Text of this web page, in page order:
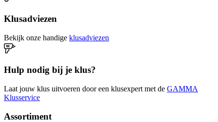
Klusadviezen
Bekijk onze handige klusadviezen
Hulp nodig bij je klus?
Laat jouw klus uitvoeren door een klusexpert met de GAMMA
Klusservice
Assortiment